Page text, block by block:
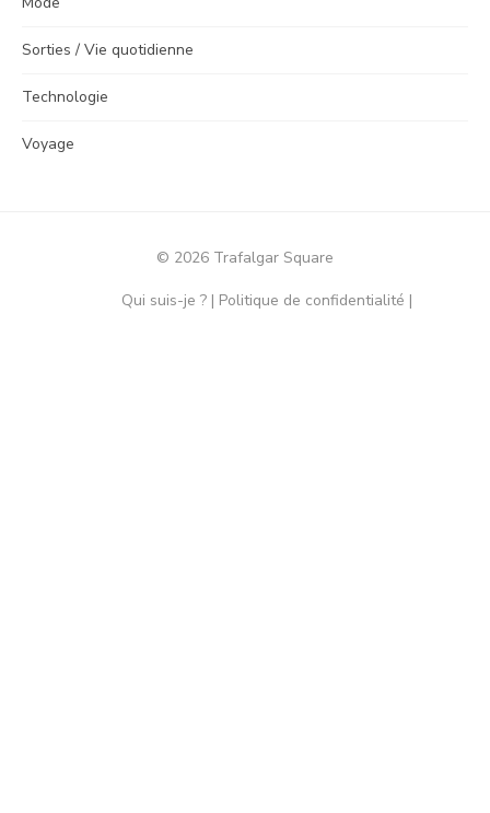
Sorties / Vie quotidienne
Technologie
Voyage
© 2026 Trafalgar Square
Qui suis-je ? Politique de confidentialité